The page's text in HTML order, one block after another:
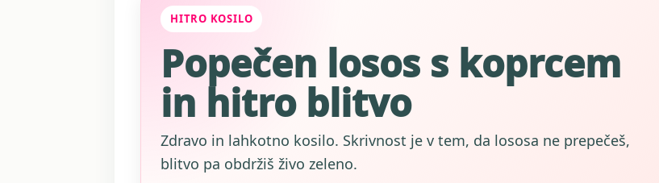
HITRO KOSILO
Popečen losos s koprcem
in hitro blitvo
Zdravo in lahkotno kosilo. Skrivnost je v tem, da lososa ne prepečeš,
blitvo pa obdržiš živo zeleno.